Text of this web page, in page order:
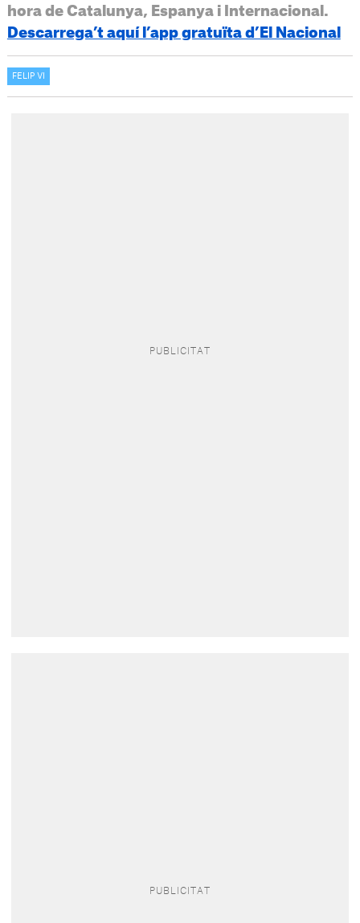
hora de Catalunya, Espanya i Internacional.
Descarrega’t aquí l’app gratuïta d’El Nacional
FELIP VI